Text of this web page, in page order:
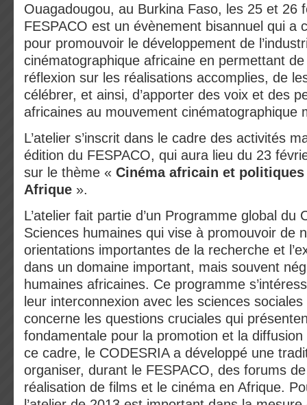
Ouagadougou, au Burkina Faso, les 25 et 26
FESPACO est un évènement bisannuel qui a
pour promouvoir le développement de
cinématographique africaine en permettant
réflexion sur les réalisations accomplies, de
célébrer, et ainsi, d’apporter des voix et des
africaines au mouvement cinématographique
L’atelier s’inscrit dans le cadre des activités
édition du FESPACO, qui aura lieu du 23
sur le thème « Cinéma africain et
Afrique ».
L’atelier fait partie d’un Programme global du
Sciences humaines qui vise à promouvoir de
orientations importantes de la recherche et
dans un domaine important, mais souvent
humaines africaines. Ce programme
leur interconnexion avec les sciences
concerne les questions cruciales qui
fondamentale pour la promotion et la
ce cadre, le CODESRIA a développé une
organiser, durant le FESPACO, des forums
réalisation de films et le cinéma en Afrique.